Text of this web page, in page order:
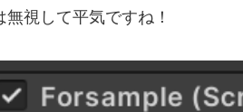
視して平気ですね！